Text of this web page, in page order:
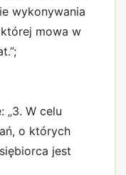
wykonywania
mowa w
„3. W celu
o których
jest